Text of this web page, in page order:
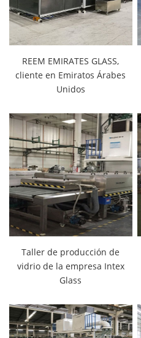
REEM EMIRATES GLASS,
cliente en Emiratos Árabes
Unidos
Taller de producción de
vidrio de la empresa Intex
Glass